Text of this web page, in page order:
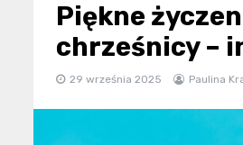
Piękne
chrześnicy –
29 września 2025 Paulina